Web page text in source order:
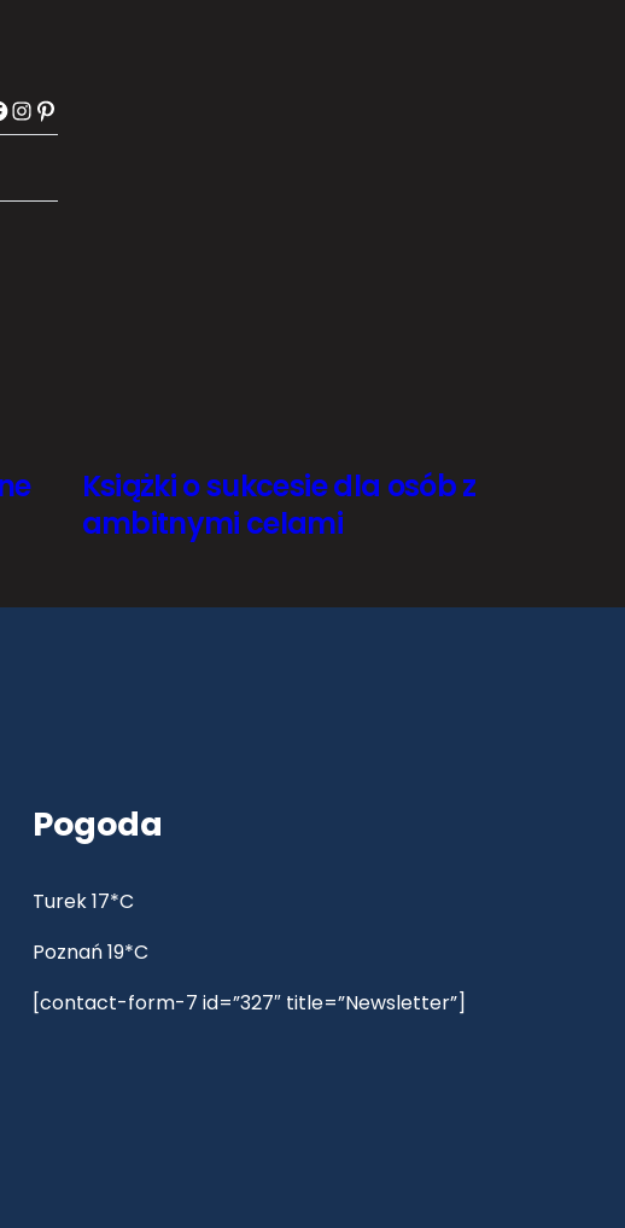
Instagram Pinterest
Książki o sukcesie dla osób z
ambitnymi celami
Pogoda
Turek 17*C
Poznań 19*C
[contact-form-7 id=”327″ title=”Newsletter”]